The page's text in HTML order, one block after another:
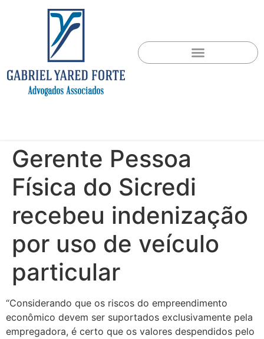
Gerente Pessoa
Física do Sicredi
recebeu indenização
por uso de veículo
particular
“Considerando que os riscos do empreendimento
econômico devem ser suportados exclusivamente pela
empregadora, é certo que os valores despendidos pelo